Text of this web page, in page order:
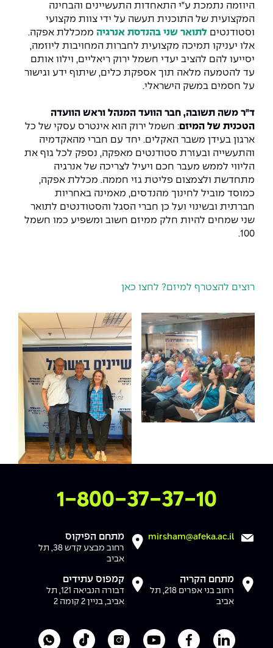
היוזמה נתמכת ע"י התאחדות התעשיינים והבחינה
המקצועית של התוכנית תעשה על ידי צוות מקצועי
וסטודנטים לתואר שני בהנדסת אנרגיה ממכללת אפקה.
אלו יעניקו תמיכה מקצועית לחברות המחויבות ליוזמה,
יסייעו להם להציב יעדי חשמל ירוק ריאליים, וילוו אותם
עד להטמעה מלאה תוך אספקת כלים, שיתוף ידע וגישור
על חסמים במשק הישראלי.
ד"ר משה תשובה, חבר הוועד המנהל וראש הוועדה
הטכנית של המיזם: חשמל ירוק הוא אינטרס עסקי של כל
ארגון בעידן משבר האקלים. יחד עם חברי מהאקדמיה
והתעשייה ובעזרת סטודנטים מאפקה, נספק לכל גוף את
הליווי לממש מעבר חכם ויעיל לצריכה של אנרגיה
מתחדשת ולצמצום פליטת גזי חממה. מכללת אפקה,
כמוסד מוביל לחינוך מהנדסים, מאמינה באחריות
חברתית ובשינוי ועל כן חברי הסגל והסטודנטים לתואר
שני שמחים להיות חלק ממיזם חשוב ומשפיע כמו חשמל
100.
רוצים להצטרף למיזם? לחצו כאן
צרו איתנו קשר
1-800-37-37-10
mirsham@afeka.ac.il מתחם הפיקוס
רחוב מבצע קדש 38, תל
אביב
מתחם הקריה
רחוב בני אפרים 218, תל
אביב
קמפוס עתידים
דבורה הנביאה 121, תל
אביב, בניין 2 קומה 2
לעבוד באפקה
משרות פנויות
אזור אישי
כניסה לסגל
כניסה לסטודנטים
היחידה ללימודי חוץ
קורס ניהול לוגיסטיקה ורכש
קורס ניהול מוצר בשילוב AI
קורס אנרגיה מתחדשת
אווירה נפיצה במתקני חשמל ומכשור
קורס ניהול פרויקטים בשילוב AI
קורסים מקצועיים מותאמים לארגונים
סמסטר ראשון בתיכון
המרכז לקידום הלמידה
היחידה לבינלאומיות
שכר לימוד
The Afeka Shop
חנות החדשנות והיזמות